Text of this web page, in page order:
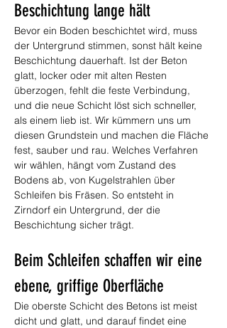
Beschichtung lange hält
Bevor ein Boden beschichtet wird, muss
der Untergrund stimmen, sonst hält keine
Beschichtung dauerhaft. Ist der Beton
glatt, locker oder mit alten Resten
überzogen, fehlt die feste Verbindung,
und die neue Schicht löst sich schneller,
als einem lieb ist. Wir kümmern uns um
diesen Grundstein und machen die Fläche
fest, sauber und rau. Welches Verfahren
wir wählen, hängt vom Zustand des
Bodens ab, von Kugelstrahlen über
Schleifen bis Fräsen. So entsteht in
Zirndorf ein Untergrund, der die
Beschichtung sicher trägt.
Beim Schleifen schaffen wir eine
ebene, griffige Oberfläche
Die oberste Schicht des Betons ist meist
dicht und glatt, und darauf findet eine